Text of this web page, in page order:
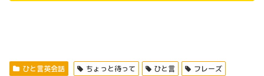
ひと言英会話 ちょっと待って ひと言
フレーズ